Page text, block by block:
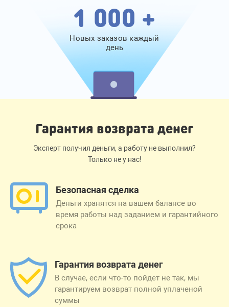
1 000 +
Новых заказов каждый
день
Гарантия возврата денег
Эксперт получил деньги, а работу не выполнил?
Только не у нас!
Безопасная сделка
Деньги хранятся на вашем балансе во
время работы над заданием и гарантийного
срока
Гарантия возврата денег
В случае, если что-то пойдет не так, мы
гарантируем возврат полной уплаченой
суммы